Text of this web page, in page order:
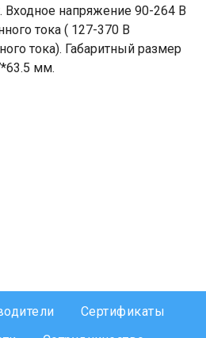
Входное напряжение 90-264 В
тока ( 127-370 В
тока). Габаритный размер
мм.
Сертификаты